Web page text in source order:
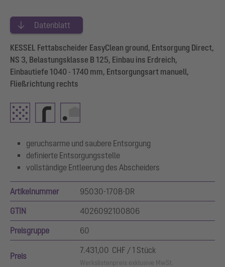
Datenblatt
KESSEL Fettabscheider EasyClean ground, Entsorgung Direct,
NS 3, Belastungsklasse B 125, Einbau ins Erdreich,
Einbautiefe 1040 - 1740 mm, Entsorgungsart manuell,
Fließrichtung rechts
geruchsarme und saubere Entsorgung
definierte Entsorgungsstelle
vollständige Entleerung des Abscheiders
Artikelnummer 95030-170B-DR
GTIN 4026092100806
Preisgruppe 60
Preis
7.431,00 CHF / 1 Stück
Werkslistenpreis exklusive MwSt.